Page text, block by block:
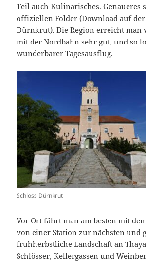
Teil auch Kulinarisches. Genaueres
offiziellen Folder (Download auf der
Dürnkrut). Die Region erreicht man
mit der Nordbahn sehr gut, und so
wunderbarer Tagesausflug.
Schloss Dürnkrut
Vor Ort fährt man am besten mit
von einer Station zur nächsten und
frühherbstliche Landschaft an
Schlösser, Kellergassen und